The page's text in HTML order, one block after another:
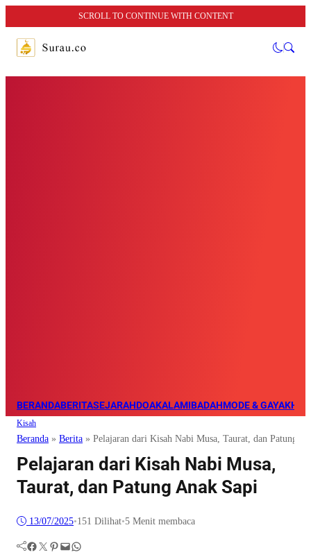
SCROLL TO CONTINUE WITH CONTENT
BERANDABERITASEJARAHDOAKALAMIBADAHMODE & GAYA
Kisah
Beranda » Berita » Pelajaran dari Kisah Nabi Musa, Taurat, dan Patung
Pelajaran dari Kisah Nabi Musa,
Taurat, dan Patung Anak Sapi
13/07/2025•151 Dilihat•5 Menit membaca
Facebook Twitter Pinterest Mail WhatsApp